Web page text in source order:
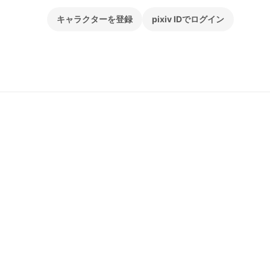
キャラクターを登録 pixiv IDでログイン